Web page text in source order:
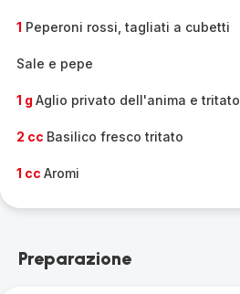
1 Peperoni rossi, tagliati a cubetti
Sale e pepe
1 g Aglio privato dell'anima e tritato
2 cc Basilico fresco tritato
1 cc Aromi
Preparazione